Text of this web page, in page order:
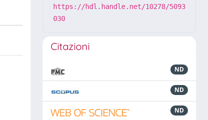
https://hdl.handle.net/10278/5093
030
Citazioni
ND
ND
ND